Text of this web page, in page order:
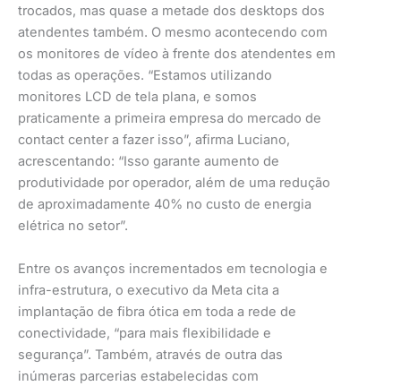
trocados, mas quase a metade dos desktops dos
atendentes também. O mesmo acontecendo com
os monitores de vídeo à frente dos atendentes em
todas as operações. “Estamos utilizando
monitores LCD de tela plana, e somos
praticamente a primeira empresa do mercado de
contact center a fazer isso”, afirma Luciano,
acrescentando: “Isso garante aumento de
produtividade por operador, além de uma redução
de aproximadamente 40% no custo de energia
elétrica no setor”.
Entre os avanços incrementados em tecnologia e
infra-estrutura, o executivo da Meta cita a
implantação de fibra ótica em toda a rede de
conectividade, “para mais flexibilidade e
segurança”. Também, através de outra das
inúmeras parcerias estabelecidas com